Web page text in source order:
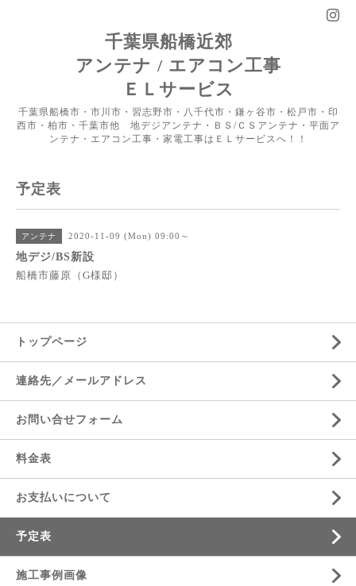
千葉県船橋近郊
アンテナ / エアコン工事
ＥＬサービス
千葉県船橋市・市川市・習志野市・八千代市・鎌ヶ谷市・松戸市・印
西市・柏市・千葉市他 地デジアンテナ・ＢＳ/ＣＳアンテナ・平面ア
ンテナ・エアコン工事・家電工事はＥＬサービスへ！！
予定表
アンテナ 2020-11-09 (Mon) 09:00～
地デジ/BS新設
船橋市藤原（G様邸）
トップページ
連絡先／メールアドレス
お問い合せフォーム
料金表
お支払いについて
予定表
施工事例画像